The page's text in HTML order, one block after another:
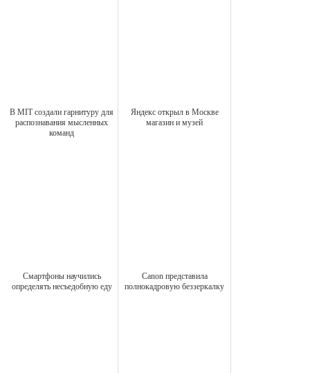
В MIT создали гарнитуру для
распознавания мысленных
команд
Яндекс открыл в Москве
магазин и музей
Смартфоны научились
определять несъедобную еду
Canon представила
полнокадровую беззеркалку